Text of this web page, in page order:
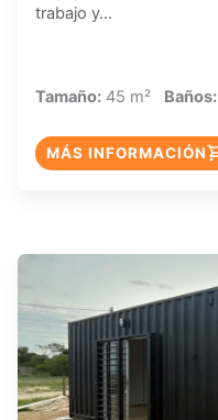
trabajo y…
Tamaño: 45 m² Baños:
MÁS INFORMACIÓN